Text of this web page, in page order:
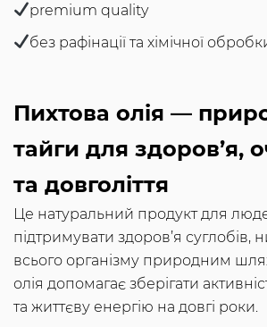
premium quality
без рафінації та хімічної
Пихтова олія —
тайги для здоров’я,
та довголіття
Це натуральний продукт для
підтримувати здоров’я суглобів,
всього організму природним
олія допомагає зберігати
та життєву енергію на довгі роки.